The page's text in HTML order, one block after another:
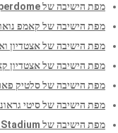
מפת הישיבה של Caesars Superdome
מפת הישיבה של קאמפ נואו
מפת הישיבה של אצטדיון
מפת הישיבה של אצטדיון
מפת הישיבה של סלטיק
מפת הישיבה של סיטי
מפת הישיבה של Cleveland Browns Stadium